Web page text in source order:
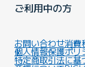
ご利用中の方
お問い合わせ消費
個人情報保護ポリ
特定商取引法に基